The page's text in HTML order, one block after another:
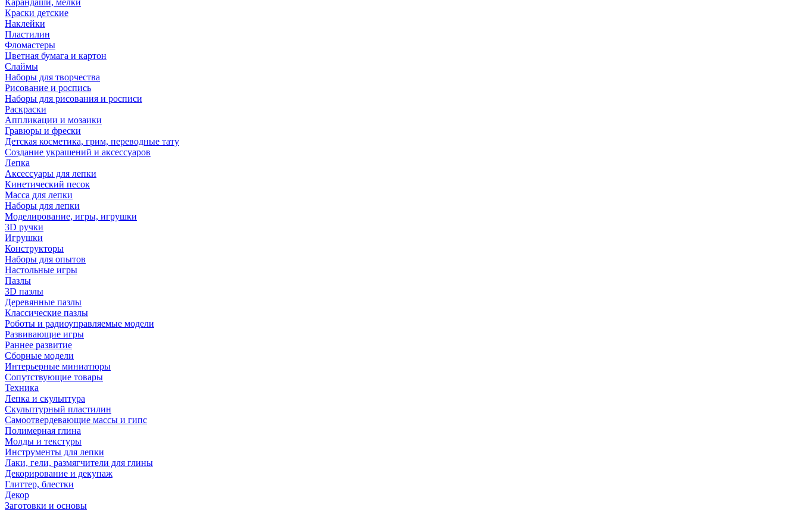
Карандаши, мелки
Краски детские
Наклейки
Пластилин
Фломастеры
Цветная бумага и картон
Слаймы
Наборы для творчества
Рисование и роспись
Наборы для рисования и росписи
Раскраски
Аппликации и мозаики
Гравюры и фрески
Детская косметика, грим, переводные тату
Создание украшений и аксессуаров
Лепка
Аксессуары для лепки
Кинетический песок
Масса для лепки
Наборы для лепки
Моделирование, игры, игрушки
3D ручки
Игрушки
Конструкторы
Наборы для опытов
Настольные игры
Пазлы
3D пазлы
Деревянные пазлы
Классические пазлы
Роботы и радиоуправляемые модели
Развивающие игры
Раннее развитие
Сборные модели
Интерьерные миниатюры
Сопутствующие товары
Техника
Лепка и скульптура
Скульптурный пластилин
Самоотвердевающие массы и гипс
Полимерная глина
Молды и текстуры
Инструменты для лепки
Лаки, гели, размягчители для глины
Декорирование и декупаж
Глиттер, блестки
Декор
Заготовки и основы